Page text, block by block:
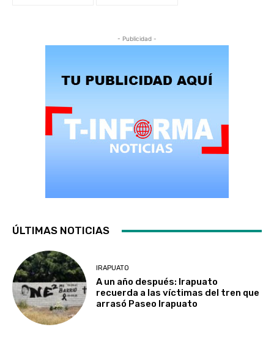
- Publicidad -
ÚLTIMAS NOTICIAS
IRAPUATO
A un año después: Irapuato
recuerda a las víctimas del tren que
arrasó Paseo Irapuato